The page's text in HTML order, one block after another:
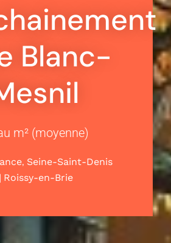
Blanc-
m² (moyenne)
, Seine-Saint-Denis
| Roissy-en-Brie